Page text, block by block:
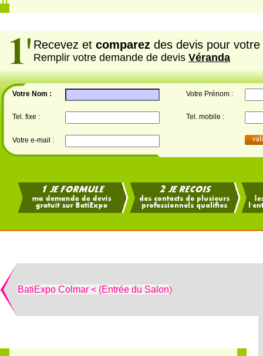
Recevez et comparez des devis pour votre
Remplir votre demande de devis Véranda
Votre Nom : Votre Prénom :
Tel. fixe : Tel. mobile :
Votre e-mail :
BatiExpo Colmar < (Entrée du Salon)